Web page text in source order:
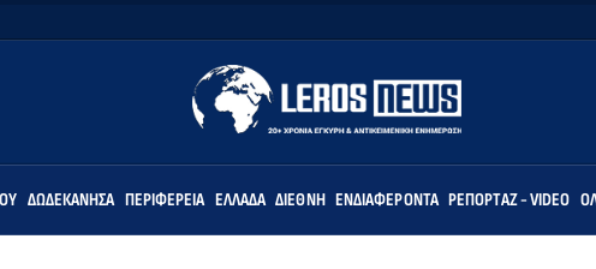
ΔΩΔΕΚΆΝΗΣΑ ΠΕΡΙΦΈΡΕΙΑ ΕΛΛΆΔΑ ΔΙΕΘΝΉ ΕΝΔΙΑΦΈΡΟΝΤΑ ΡΕΠΟΡΤΆΖ - VIDEO